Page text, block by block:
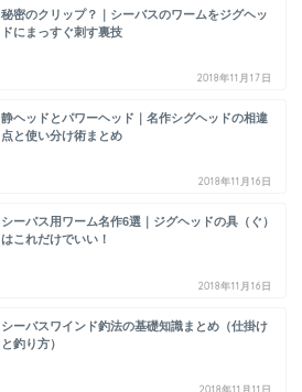
秘密のクリップ？｜シーバスのワームをジグヘッ
ドにまっすぐ刺す裏技
2018年11月17日
静ヘッドとパワーヘッド｜名作シグヘッドの相違
点と使い分け術まとめ
2018年11月16日
シーバス用ワーム名作6選｜ジグヘッドの具（ぐ）
はこれだけでいい！
2018年11月16日
シーバスワインド釣法の基礎知識まとめ（仕掛け
と釣り方）
2018年11月11日